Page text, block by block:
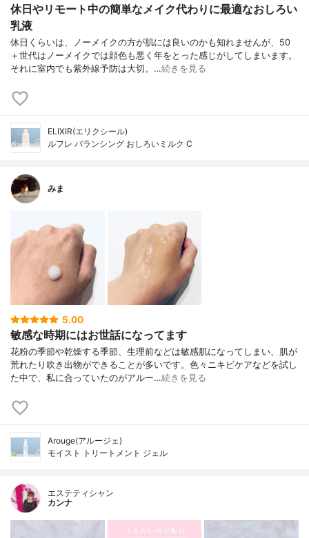
休日やリモート中の簡単なメイク代わりに最適なおしろい
乳液
休日くらいは、ノーメイクの方が肌には良いのかも知れませんが、50
＋世代はノーメイクでは顔色も悪く年をとった感じがしてしまいます。
それに室内でも紫外線予防は大切。…続きを見る
ELIXIR(エリクシール)
ルフレ バランシング おしろいミルク C
みま
5.00
敏感な時期にはお世話になってます
花粉の季節や乾燥する季節、生理前などは敏感肌になってしまい、肌が
荒れたり吹き出物ができることが多いです。色々ニキビケアなどを試し
た中で、私に合っていたのがアルー…続きを見る
Arouge(アルージェ)
モイスト トリートメント ジェル
エステティシャン
カンナ